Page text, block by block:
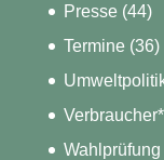
Presse(44)
Termine(36)
Wahlprüfung